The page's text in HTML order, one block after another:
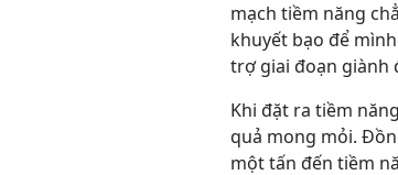
mạch tiềm năng
khuyết bạo để
trợ giai đoạn giành
Khi đặt ra tiềm
quả mong mỏi.
một tấn đến tiềm